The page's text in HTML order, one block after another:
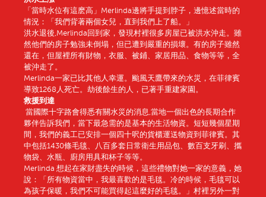
「當時水位有這麽高」Merlinda邊將手提到脖子，邊憶述當時的
情況：「我們背著兩個女兒，直到我們上了船。」
洪水退後,Merlinda回到家，發現村裡很多房屋已被洪水沖走。雖
然他們的房子勉強未倒塌，但已遭到嚴重的損壞。有的房子雖然
還在，但屋裡所有財物，衣服、被鋪、家居用品、食物等等，全
被沖走了。
Merlinda一家已比其他人幸運。颱風天鷹帶來的水災，在菲律賓
導致1268人死亡。劫後餘生的人，已著手重建家園。
救援到達
當國際十字路會得悉有關水災的消息,當地一個出色的長期合作
夥伴告訴我們，當下最急需的是基本的生活物資。短短幾個星期
間，我們的義工已安排一個四十呎的貨櫃運送物資到菲律賓。其
中包括1430條毛毯、八百多套日常衛生用品包、數百支牙刷、攜
物袋、水瓶、廚房用具和杯子等等。
Merlinda 想起在家財盡失的時候，這些禮物對她一家的意義，她
說：「所有物資當中，我最喜歡的是毛毯。冷的時候，毛毯可以
為孩子保暖，我們不可能買得起這麼好的毛毯。」村裡另外一對